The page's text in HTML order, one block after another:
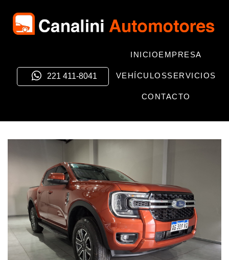
INICIOEMPRESA
VEHÍCULOSSERVICIOS
CONTACTO
221 411-8041